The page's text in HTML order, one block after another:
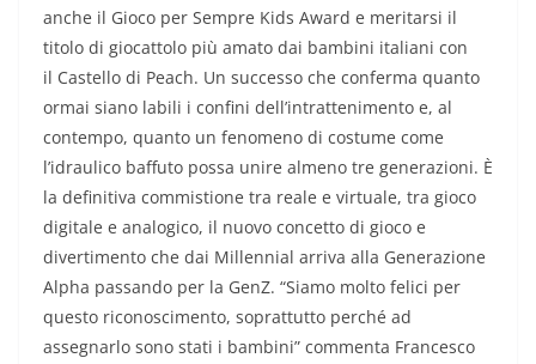
anche il Gioco per Sempre Kids Award e meritarsi il
titolo di giocattolo più amato dai bambini italiani con
il Castello di Peach. Un successo che conferma quanto
ormai siano labili i confini dell’intrattenimento e, al
contempo, quanto un fenomeno di costume come
l’idraulico baffuto possa unire almeno tre generazioni. È
la definitiva commistione tra reale e virtuale, tra gioco
digitale e analogico, il nuovo concetto di gioco e
divertimento che dai Millennial arriva alla Generazione
Alpha passando per la GenZ. “Siamo molto felici per
questo riconoscimento, soprattutto perché ad
assegnarlo sono stati i bambini” commenta Francesco